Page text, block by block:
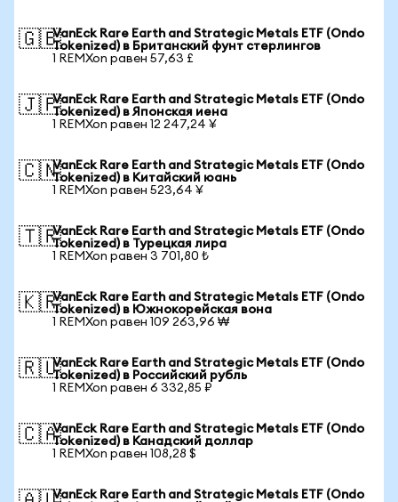
🇬🇧VanEck Rare Earth and Strategic Metals ETF (Ondo
Tokenized) в Британский фунт стерлингов
1 REMXon равен 57,63 £
🇯🇵VanEck Rare Earth and Strategic Metals ETF (Ondo
Tokenized) в Японская иена
1 REMXon равен 12 247,24 ¥
🇨🇳VanEck Rare Earth and Strategic Metals ETF (Ondo
Tokenized) в Китайский юань
1 REMXon равен 523,64 ¥
🇹🇷VanEck Rare Earth and Strategic Metals ETF (Ondo
Tokenized) в Турецкая лира
1 REMXon равен 3 701,80 ₺
🇰🇷VanEck Rare Earth and Strategic Metals ETF (Ondo
Tokenized) в Южнокорейская вона
1 REMXon равен 109 263,96 ₩
🇷🇺VanEck Rare Earth and Strategic Metals ETF (Ondo
Tokenized) в Российский рубль
1 REMXon равен 6 332,85 ₽
🇨🇦VanEck Rare Earth and Strategic Metals ETF (Ondo
Tokenized) в Канадский доллар
1 REMXon равен 108,28 $
VanEck Rare Earth and Strategic Metals ETF (Ondo